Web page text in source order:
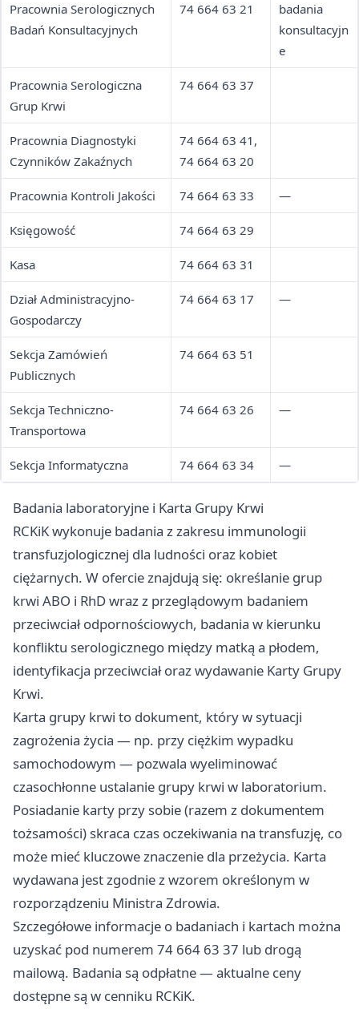
Pracownia Serologicznych
Badań Konsultacyjnych
74 664 63 21
badania
konsultacyjn
e
Pracownia Serologiczna
Grup Krwi
74 664 63 37
Pracownia Diagnostyki
Czynników Zakaźnych
74 664 63 41,
74 664 63 20
Pracownia Kontroli Jakości 74 664 63 33 —
Księgowość 74 664 63 29
Kasa 74 664 63 31
Dział Administracyjno-
Gospodarczy
74 664 63 17 —
Sekcja Zamówień
Publicznych
74 664 63 51
Sekcja Techniczno-
Transportowa
74 664 63 26 —
Sekcja Informatyczna 74 664 63 34 —
Badania laboratoryjne i Karta Grupy Krwi
RCKiK wykonuje badania z zakresu immunologii
transfuzjologicznej dla ludności oraz kobiet
ciężarnych. W ofercie znajdują się: określanie grup
krwi ABO i RhD wraz z przeglądowym badaniem
przeciwciał odpornościowych, badania w kierunku
konfliktu serologicznego między matką a płodem,
identyfikacja przeciwciał oraz wydawanie Karty Grupy
Krwi.
Karta grupy krwi to dokument, który w sytuacji
zagrożenia życia — np. przy ciężkim wypadku
samochodowym — pozwala wyeliminować
czasochłonne ustalanie grupy krwi w laboratorium.
Posiadanie karty przy sobie (razem z dokumentem
tożsamości) skraca czas oczekiwania na transfuzję, co
może mieć kluczowe znaczenie dla przeżycia. Karta
wydawana jest zgodnie z wzorem określonym w
rozporządzeniu Ministra Zdrowia.
Szczegółowe informacje o badaniach i kartach można
uzyskać pod numerem 74 664 63 37 lub drogą
mailową. Badania są odpłatne — aktualne ceny
dostępne są w cenniku RCKiK.